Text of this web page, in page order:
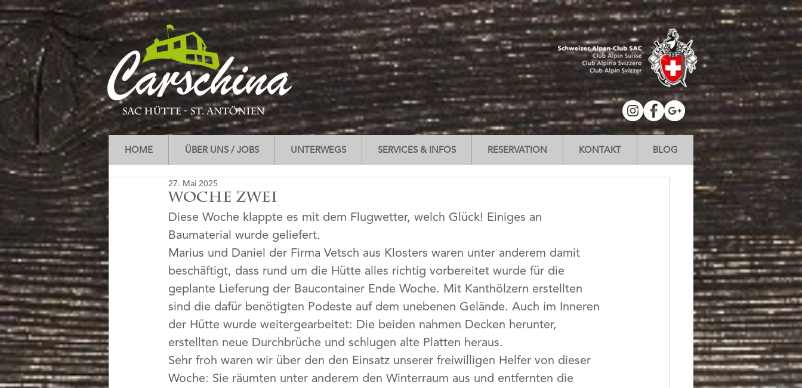
HOME ÜBER UNS / JOBS UNTERWEGS SERVICES & INFOS RESERVATION KONTAKT BLOG
Woche zwei
27. Mai 2025
Diese Woche klappte es mit dem Flugwetter, welch Glück! Einiges an
Baumaterial wurde geliefert.
Marius und Daniel der Firma Vetsch aus Klosters waren unter anderem damit
beschäftigt, dass rund um die Hütte alles richtig vorbereitet wurde für die
geplante Lieferung der Baucontainer Ende Woche. Mit Kanthölzern erstellten
sind die dafür benötigten Podeste auf dem unebenen Gelände. Auch im Inneren
der Hütte wurde weitergearbeitet: Die beiden nahmen Decken herunter,
erstellten neue Durchbrüche und schlugen alte Platten heraus.
Sehr froh waren wir über den den Einsatz unserer freiwilligen Helfer von dieser
Woche: Sie räumten unter anderem den Winterraum aus und entfernten die